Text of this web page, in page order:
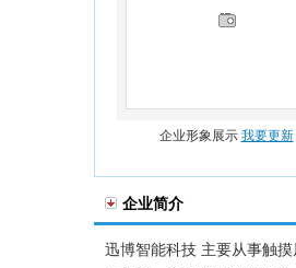
企业形象展示 我要更新
企业简介
迅博智能科技 主要从事触